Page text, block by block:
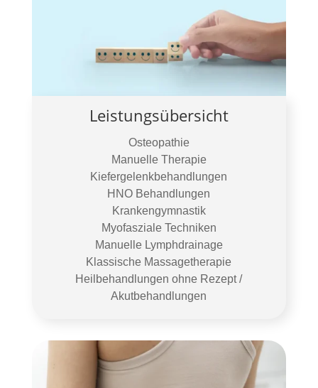
Leistungsübersicht
Osteopathie
Manuelle Therapie
Kiefergelenkbehandlungen
HNO Behandlungen
Krankengymnastik
Myofasziale Techniken
Manuelle Lymphdrainage
Klassische Massagetherapie
Heilbehandlungen ohne Rezept /
Akutbehandlungen